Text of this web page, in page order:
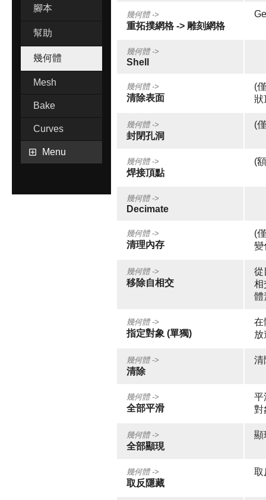
腳本
幫助
幾何體
Mesh
Bake
Curves
Menu
幾何體 ->
重拓撲網格 -> 雕刻網格
幾何體 ->
Shell
幾何體 ->
清除表面
(
狀
幾何體 ->
封閉孔洞
(
幾何體 ->
焊接頂點
(
幾何體 ->
Decimate
幾何體 ->
清理內存
(
變
幾何體 ->
移除自相交
從
相
體
幾何體 ->
指定對象 (單獨)
在
放
幾何體 ->
清除
清
幾何體 ->
全部平滑
平
對
幾何體 ->
全部顯現
顯
幾何體 ->
取反隱藏
取